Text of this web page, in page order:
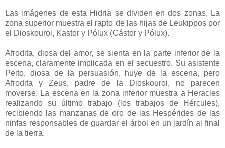
Las imágenes de esta Hidria se dividen en dos zonas. La
zona superior muestra el rapto de las hijas de Leukippos por
el Dioskouroi, Kastor y Pólux (Cástor y Pólux).
Afrodita, diosa del amor, se sienta en la parte inferior de la
escena, claramente implicada en el secuestro. Su asistente
Peito, diosa de la persuasión, huye de la escena, pero
Afrodita y Zeus, padre de la Dioskouroi, no parecen
moverse. La escena en la zona inferior muestra a Heracles
realizando su último trabajo (los trabajos de Hércules),
recibiendo las manzanas de oro de las Hespérides de las
ninfas responsables de guardar el árbol en un jardín al final
de la tierra.